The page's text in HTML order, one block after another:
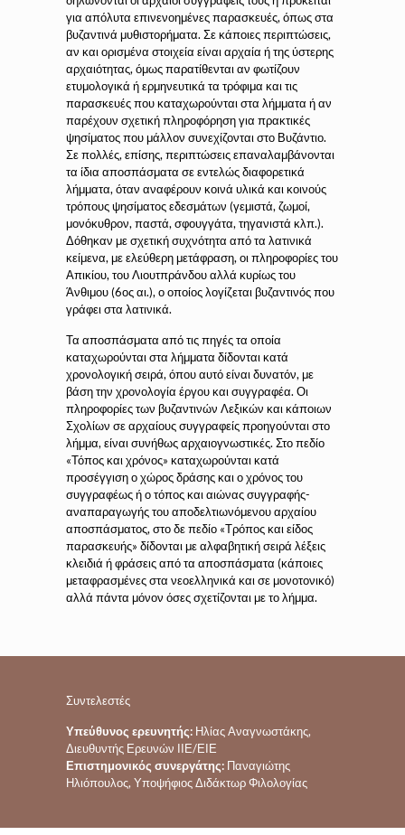
για απόλυτα επινενοημένες παρασκευές, όπως στα
βυζαντινά μυθιστορήματα. Σε κάποιες περιπτώσεις,
αν και ορισμένα στοιχεία είναι αρχαία ή της ύστερης
αρχαιότητας, όμως παρατίθενται αν φωτίζουν
ετυμολογικά ή ερμηνευτικά τα τρόφιμα και τις
παρασκευές που καταχωρούνται στα λήμματα ή αν
παρέχουν σχετική πληροφόρηση για πρακτικές
ψησίματος που μάλλον συνεχίζονται στο Βυζάντιο.
Σε πολλές, επίσης, περιπτώσεις επαναλαμβάνονται
τα ίδια αποσπάσματα σε εντελώς διαφορετικά
λήμματα, όταν αναφέρουν κοινά υλικά και κοινούς
τρόπους ψησίματος εδεσμάτων (γεμιστά, ζωμοί,
μονόκυθρον, παστά, σφουγγάτα, τηγανιστά κλπ.).
Δόθηκαν με σχετική συχνότητα από τα λατινικά
κείμενα, με ελεύθερη μετάφραση, οι πληροφορίες του
Απικίου, του Λιουτπράνδου αλλά κυρίως του
Άνθιμου (6ος αι.), ο οποίος λογίζεται βυζαντινός που
γράφει στα λατινικά.
Τα αποσπάσματα από τις πηγές τα οποία
καταχωρούνται στα λήμματα δίδονται κατά
χρονολογική σειρά, όπου αυτό είναι δυνατόν, με
βάση την χρονολογία έργου και συγγραφέα. Οι
πληροφορίες των βυζαντινών Λεξικών και κάποιων
Σχολίων σε αρχαίους συγγραφείς προηγούνται στο
λήμμα, είναι συνήθως αρχαιογνωστικές. Στο πεδίο
«Τόπος και χρόνος» καταχωρούνται κατά
προσέγγιση ο χώρος δράσης και ο χρόνος του
συγγραφέως ή ο τόπος και αιώνας συγγραφής-
αναπαραγωγής του αποδελτιωνόμενου αρχαίου
αποσπάσματος, στο δε πεδίο «Τρόπος και είδος
παρασκευής» δίδονται με αλφαβητική σειρά λέξεις
κλειδιά ή φράσεις από τα αποσπάσματα (κάποιες
μεταφρασμένες στα νεοελληνικά και σε μονοτονικό)
αλλά πάντα μόνον όσες σχετίζονται με το λήμμα.
Συντελεστές
Υπεύθυνος ερευνητής: Ηλίας Αναγνωστάκης,
Διευθυντής Ερευνών ΙΙΕ/ΕΙΕ
Επιστημονικός συνεργάτης: Παναγιώτης
Ηλιόπουλος, Υποψήφιος Διδάκτωρ Φιλολογίας